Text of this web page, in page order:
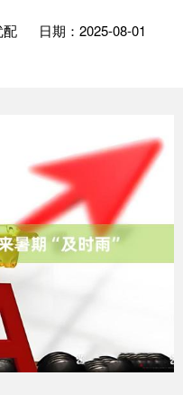
配
日期：2025-08-01